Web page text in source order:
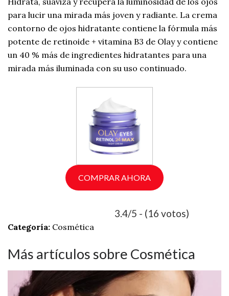
para lucir una mirada más joven y radiante. La crema
contorno de ojos hidratante contiene la fórmula más
potente de retinoide + vitamina B3 de Olay y contiene
un 40 % más de ingredientes hidratantes para una
mirada más iluminada con su uso continuado.
COMPRAR AHORA
3.4/5 - (16 votos)
Categoría: Cosmética
Más artículos sobre Cosmética